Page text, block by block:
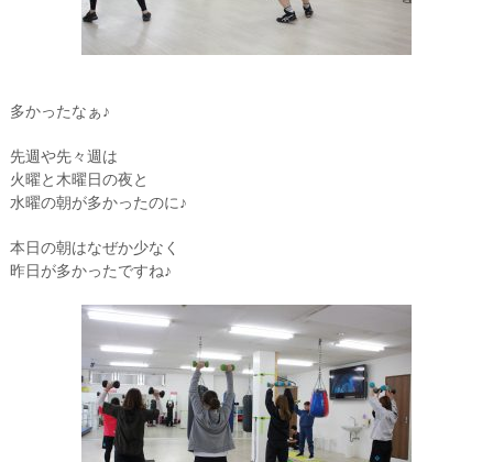
多かったなぁ♪
先週や先々週は
火曜と木曜日の夜と
水曜の朝が多かったのに♪
本日の朝はなぜか少なく
昨日が多かったですね♪